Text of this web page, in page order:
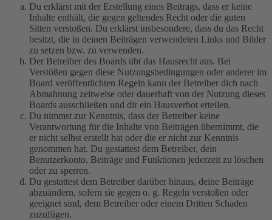
Du erklärst mit der Erstellung eines Beitrags, dass er keine
Inhalte enthält, die gegen geltendes Recht oder die guten
Sitten verstoßen. Du erklärst insbesondere, dass du das Recht
besitzt, die in deinen Beiträgen verwendeten Links und Bilder
zu setzen bzw. zu verwenden.
Der Betreiber des Boards übt das Hausrecht aus. Bei
Verstößen gegen diese Nutzungsbedingungen oder anderer im
Board veröffentlichten Regeln kann der Betreiber dich nach
Abmahnung zeitweise oder dauerhaft von der Nutzung dieses
Boards ausschließen und dir ein Hausverbot erteilen.
Du nimmst zur Kenntnis, dass der Betreiber keine
Verantwortung für die Inhalte von Beiträgen übernimmt, die
er nicht selbst erstellt hat oder die er nicht zur Kenntnis
genommen hat. Du gestattest dem Betreiber, dein
Benutzerkonto, Beiträge und Funktionen jederzeit zu löschen
oder zu sperren.
Du gestattest dem Betreiber darüber hinaus, deine Beiträge
abzuändern, sofern sie gegen o. g. Regeln verstoßen oder
geeignet sind, dem Betreiber oder einem Dritten Schaden
zuzufügen.